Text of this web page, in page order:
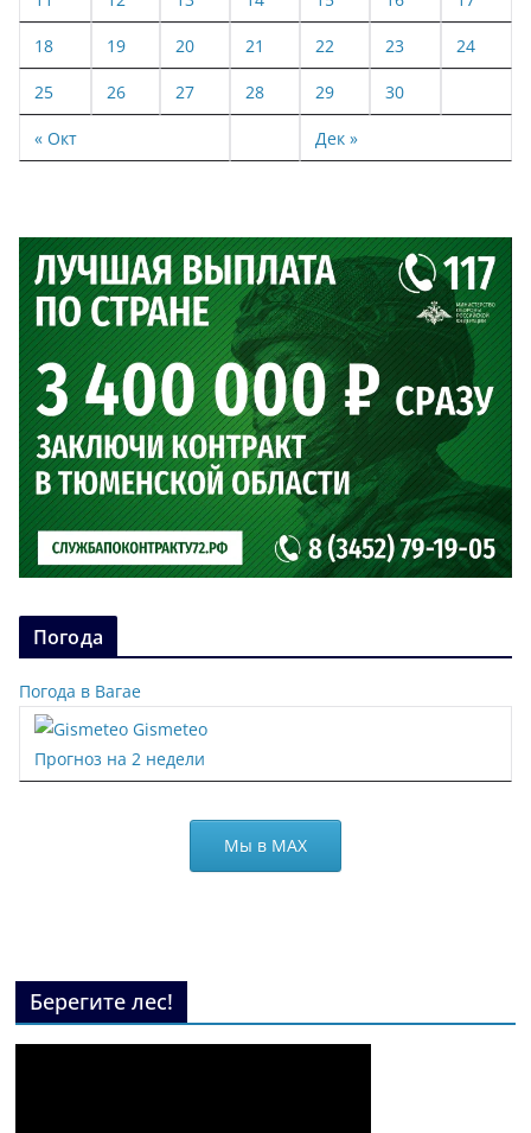
« Окт Дек »
18 19 20 21 22 23 24
25 26 27 28 29 30
Погода
Погода в Вагае
Gismeteo
Прогноз на 2 недели
Мы в МАХ
Берегите лес!